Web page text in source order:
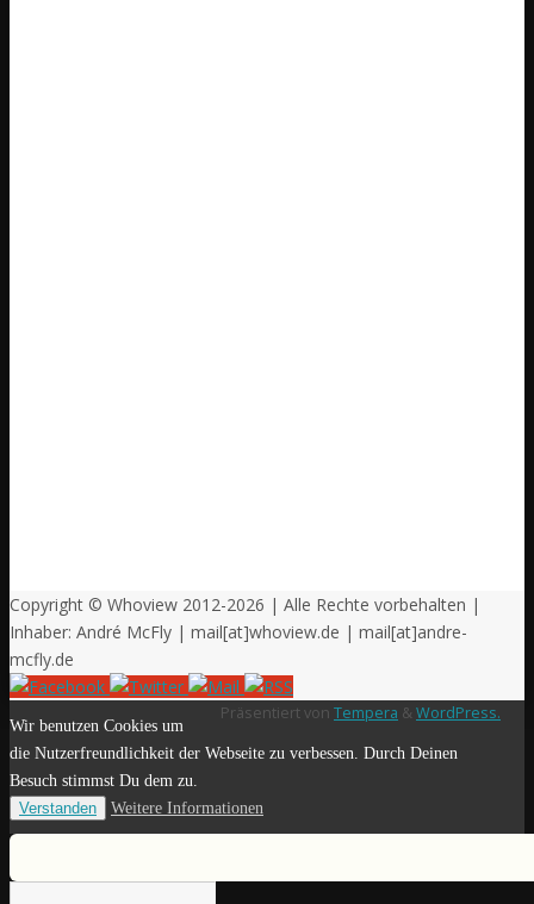
Copyright © Whoview 2012-2026 | Alle Rechte vorbehalten |
Inhaber: André McFly | mail[at]whoview.de | mail[at]andre-
mcfly.de
Präsentiert von Tempera & WordPress.
Wir benutzen Cookies um
die Nutzerfreundlichkeit der Webseite zu verbessen. Durch Deinen
Besuch stimmst Du dem zu.
Verstanden
Weitere Informationen